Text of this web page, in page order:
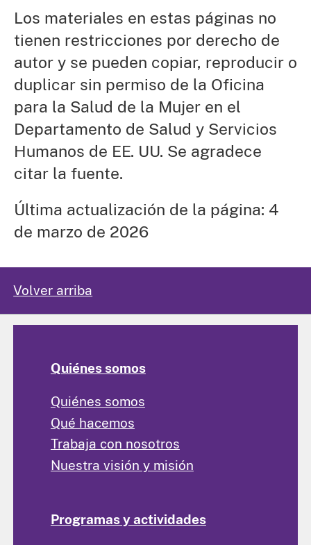
Los materiales en estas páginas no
tienen restricciones por derecho de
autor y se pueden copiar, reproducir o
duplicar sin permiso de la Oficina
para la Salud de la Mujer en el
Departamento de Salud y Servicios
Humanos de EE. UU. Se agradece
citar la fuente.
Última actualización de la página: 4
de marzo de 2026
Volver arriba
Quiénes somos
Quiénes somos
Qué hacemos
Trabaja con nosotros
Nuestra visión y misión
Programas y actividades